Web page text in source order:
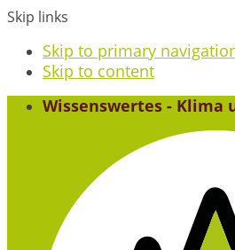
Skip links
Skip to primary
Skip to content
Wissenswertes - Klima